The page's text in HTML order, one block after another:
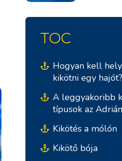
TOC
Hogyan kell
kikötni egy hajót?
A leggyakoribb
típusok az
Kikötés a mólón
Kikötő bója